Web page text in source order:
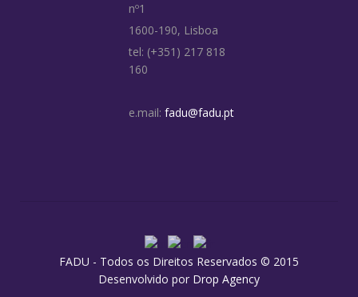
nº1
1600-190, Lisboa
tel: (+351) 217 818
160
e.mail: fadu@fadu.pt
FADU - Todos os Direitos Reservados © 2015
Desenvolvido por Drop Agency